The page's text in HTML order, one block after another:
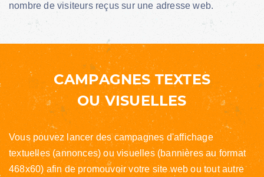
nombre de visiteurs reçus sur une adresse web.
CAMPAGNES TEXTES
OU VISUELLES
Vous pouvez lancer des campagnes d'affichage
textuelles (annonces) ou visuelles (bannières au format
468x60) afin de promouvoir votre site web ou tout autre